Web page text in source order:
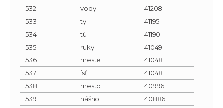
532
vody
41208
533
ty
41195
534
tú
41190
535
ruky
41049
536
meste
41048
537
ísť
41048
538
mesto
40996
539
nášho
40886